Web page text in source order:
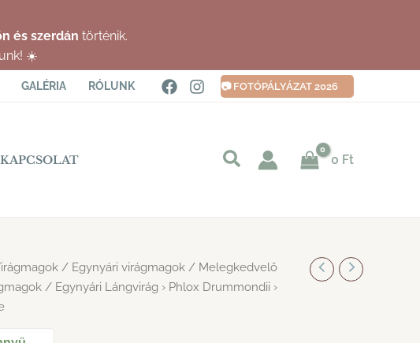
és szerdán történik.
☀️
GALÉRIA RÓLUNK 📷 FOTÓPÁLYÁZAT 2026
KAPCSOLAT
Keresés
0 Ft
/ Egynyári virágmagok / Melegkedvelő
/ Egynyári Lángvirág › Phlox Drummondii ›